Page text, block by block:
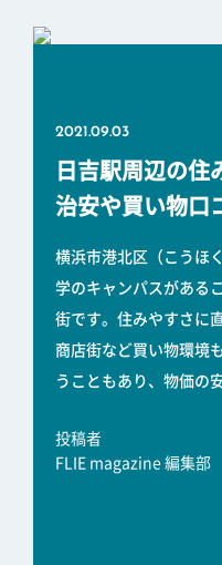
2021.09.03
日吉駅周辺の住
治安や買い物口
横浜市港北区（こうほ
学のキャンパスがある
街です。住みやすさに
商店街など買い物環境
うこともあり、物価の
投稿者
FLIE magazine 編集部